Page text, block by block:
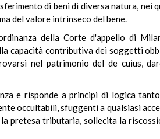
di beni di diversa natura, nei
del valore intrinseco del bene.
della Corte d'appello di
capacità contributiva dei soggetti
nel patrimonio del de cuius,
e risponde a principi di logica
occultabili, sfuggenti a qualsiasi
pretesa tributaria, sollecita la